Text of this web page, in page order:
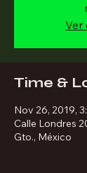
Ver
Time &
Nov 26, 2019,
Calle Londres
Gto., México